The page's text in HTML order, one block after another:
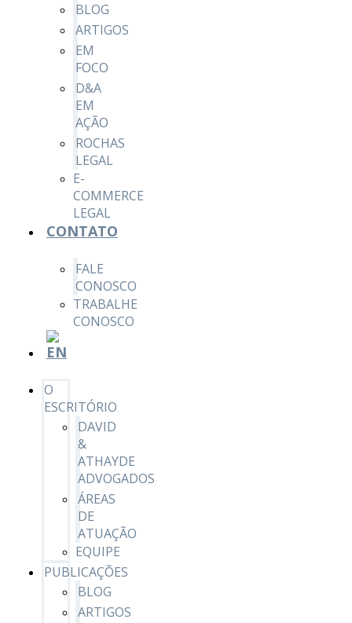
BLOG
ARTIGOS
EM
FOCO
D&A
EM
AÇÃO
ROCHAS
LEGAL
E-
COMMERCE
LEGAL
CONTATO
FALE
CONOSCO
TRABALHE
CONOSCO
O
ESCRITÓRIO
DAVID
&
ATHAYDE
ADVOGADOS
ÁREAS
DE
ATUAÇÃO
EQUIPE
PUBLICAÇÕES
BLOG
ARTIGOS